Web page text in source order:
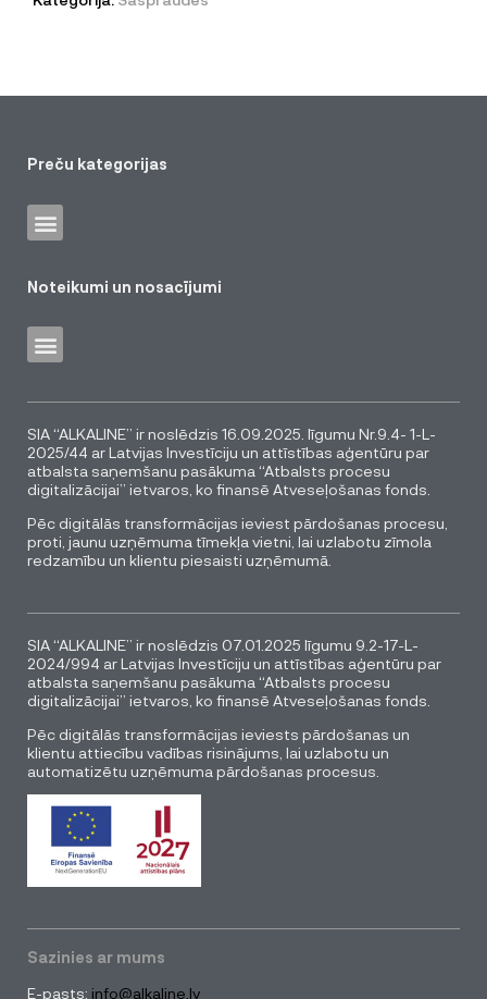
Preču kategorijas
Noteikumi un nosacījumi
SIA “ALKALINE” ir noslēdzis 16.09.2025. līgumu Nr.9.4- 1-L-
2025/44 ar Latvijas Investīciju un attīstības aģentūru par
atbalsta saņemšanu pasākuma “Atbalsts procesu
digitalizācijai” ietvaros, ko finansē Atveseļošanas fonds.
Pēc digitālās transformācijas ieviest pārdošanas procesu,
proti, jaunu uzņēmuma tīmekļa vietni, lai uzlabotu zīmola
redzamību un klientu piesaisti uzņēmumā.
SIA “ALKALINE” ir noslēdzis 07.01.2025 līgumu 9.2-17-L-
2024/994 ar Latvijas Investīciju un attīstības aģentūru par
atbalsta saņemšanu pasākuma “Atbalsts procesu
digitalizācijai” ietvaros, ko finansē Atveseļošanas fonds.
Pēc digitālās transformācijas ieviests pārdošanas un
klientu attiecību vadības risinājums, lai uzlabotu un
automatizētu uzņēmuma pārdošanas procesus.
Sazinies ar mums
E-pasts: info@alkaline.lv